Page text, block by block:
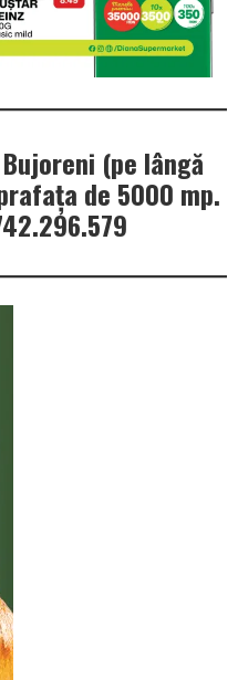
(pe lângă
de 5000 mp.